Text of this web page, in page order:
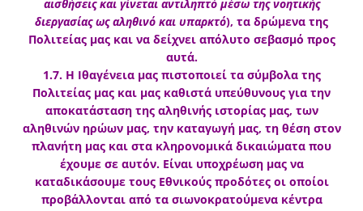
αισθήσεις και γίνεται αντιληπτό μέσω της νοητικής
διεργασίας ως αληθινό και υπαρκτό), τα δρώμενα της
Πολιτείας μας και να δείχνει απόλυτο σεβασμό προς
αυτά.
1.7. Η Ιθαγένεια μας πιστοποιεί τα σύμβολα της
Πολιτείας μας και μας καθιστά υπεύθυνους για την
αποκατάσταση της αληθινής ιστορίας μας, των
αληθινών ηρώων μας, την καταγωγή μας, τη θέση στον
πλανήτη μας και στα κληρονομικά δικαιώματα που
έχουμε σε αυτόν. Είναι υποχρέωση μας να
καταδικάσουμε τους Εθνικούς προδότες οι οποίοι
προβάλλονται από τα σιωνοκρατούμενα κέντρα